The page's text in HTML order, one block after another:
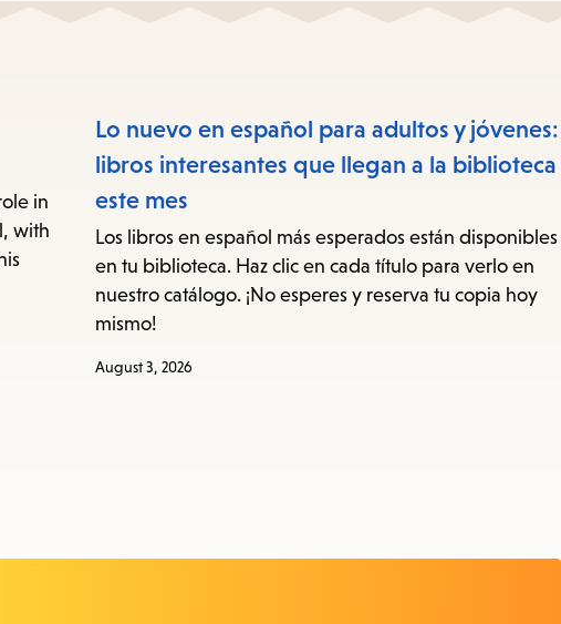
in
with
Lo nuevo en español para adultos y jóvenes:
libros interesantes que llegan a la biblioteca
este mes
Los libros en español más esperados están disponibles
en tu biblioteca. Haz clic en cada título para verlo en
nuestro catálogo. ¡No esperes y reserva tu copia hoy
mismo!
August 3, 2026